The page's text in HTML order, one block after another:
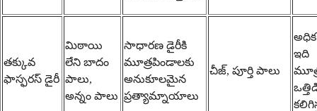
తక్కువ
ఫాస్ఫరస్ డైరీ
మిఠాయి
లేని బాదం
పాలు,
అన్నం పాలు
సాధారణ డైరీకి
మూత్రపిండాలకు
అనుకూలమైన
ప్రత్యామ్నాయాలు
చీజ్, పూర్తి పాలు
ఇది